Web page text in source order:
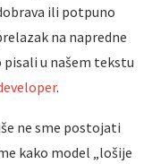
ili potpuno
na napredne
u našem tekstu
.
ne sme postojati
kako model „lošije